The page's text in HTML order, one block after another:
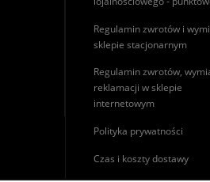
Regulamin zwrotów i
sklepie stacjonarnym
Regulamin zwrotów,
reklamacji w sklepie
internetowym
Polityka prywatności
Czas i koszty dostawy